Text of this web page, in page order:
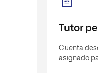
Tutor
Cuenta
asignado